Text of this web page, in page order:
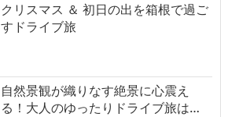
クリスマス ＆ 初日の出を箱根で過ご
すドライブ旅
自然景観が織りなす絶景に心震え
る！大人のゆったりドライブ旅は…